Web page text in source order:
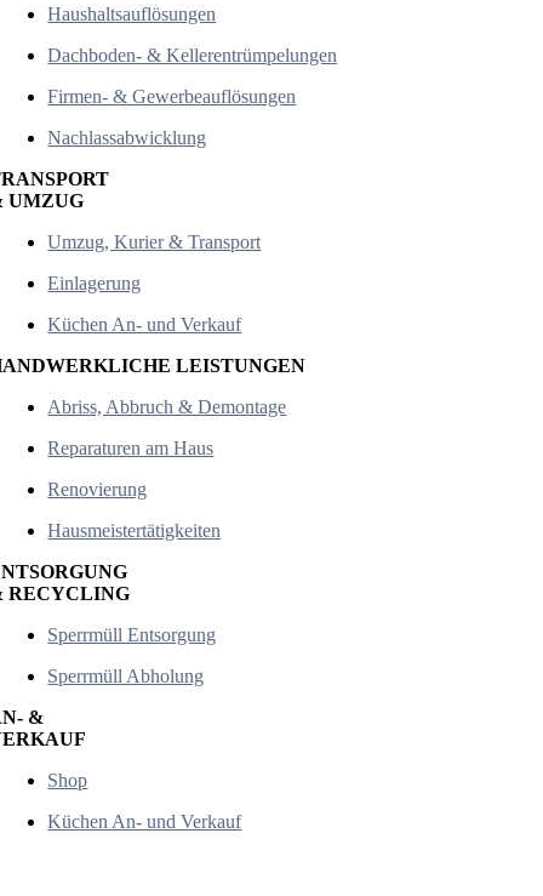
Haushaltsauflösungen
Dachboden- & Kellerentrümpelungen
Firmen- & Gewerbeauflösungen
Nachlassabwicklung
UMZUG
Umzug, Kurier & Transport
Einlagerung
Küchen An- und Verkauf
LEISTUNGEN
Abriss, Abbruch & Demontage
Reparaturen am Haus
Renovierung
Hausmeistertätigkeiten
RECYCLING
Sperrmüll Entsorgung
Sperrmüll Abholung
&
Shop
Küchen An- und Verkauf